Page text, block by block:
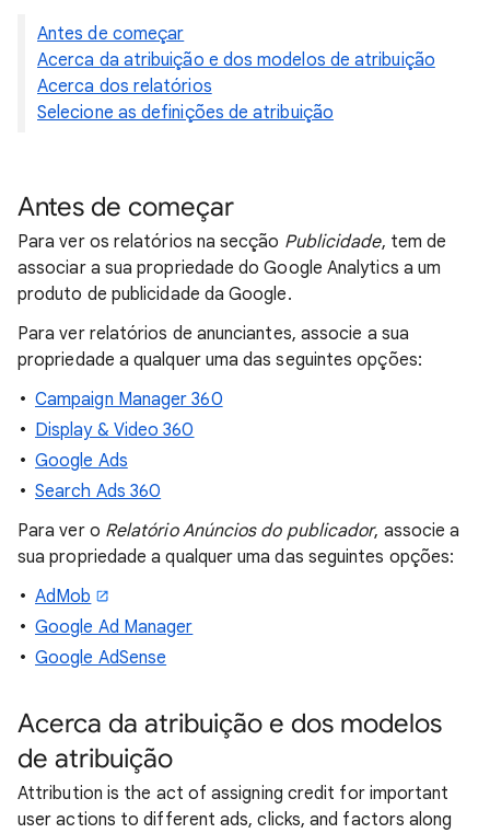
Antes de começar
Acerca da atribuição e dos modelos de atribuição
Acerca dos relatórios
Selecione as definições de atribuição
Antes de começar
Para ver os relatórios na secção Publicidade, tem de
associar a sua propriedade do Google Analytics a um
produto de publicidade da Google.
Para ver relatórios de anunciantes, associe a sua
propriedade a qualquer uma das seguintes opções:
Campaign Manager 360
Display & Video 360
Google Ads
Search Ads 360
Para ver o Relatório Anúncios do publicador, associe a
sua propriedade a qualquer uma das seguintes opções:
AdMob
Google Ad Manager
Google AdSense
Acerca da atribuição e dos modelos
de atribuição
Attribution is the act of assigning credit for important
user actions to different ads, clicks, and factors along